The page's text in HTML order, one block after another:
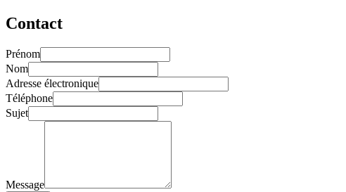
Contact
Prénom
Nom
Adresse électronique
Téléphone
Sujet
Message